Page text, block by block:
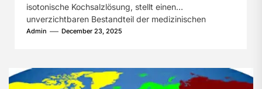
isotonische Kochsalzlösung, stellt einen
unverzichtbaren Bestandteil der medizinischen
Versorgung dar. Diese einfache, doch...
Admin December 23, 2025